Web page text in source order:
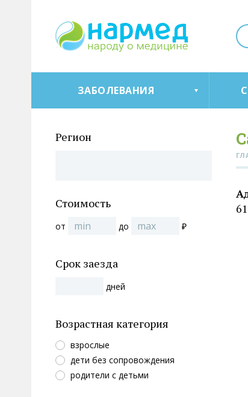
ЗАБОЛЕВАНИЯ
Регион
Стоимость
от до ₽
Срок заезда
дней
Возрастная категория
взрослые
дети без сопровождения
родители с детьми